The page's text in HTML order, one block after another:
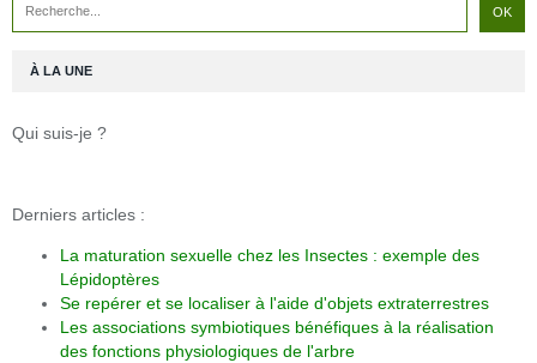
À LA UNE
Qui suis-je ?
Derniers articles :
La maturation sexuelle chez les Insectes : exemple des
Lépidoptères
Se repérer et se localiser à l'aide d'objets extraterrestres
Les associations symbiotiques bénéfiques à la réalisation
des fonctions physiologiques de l'arbre